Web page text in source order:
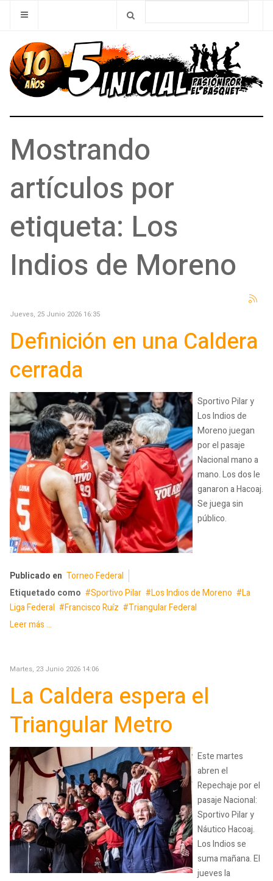
Mostrando
artículos por
etiqueta: Los
Indios de Moreno
Jueves, 25 Junio 2026 16:35
Definición en una Caldera
cerrada
Sportivo Pilar y
Los Indios de
Moreno juegan
por el pasaje
Nacional mano a
mano. Los dos le
ganaron a Hacoaj.
Se juega sin
público.
Publicado en Torneo Federal
Etiquetado como
Sportivo Pilar Los Indios de Moreno
La
Liga Federal
Francisco Ruíz
Triangular Federal
Leer más ...
Martes, 23 Junio 2026 14:06
La Caldera espera el
Triangular Metro
Este martes
abren el
Repechaje por el
pasaje Nacional:
Sportivo Pilar y
Náutico Hacoaj.
Los Indios se
suma mañana. El
jueves la